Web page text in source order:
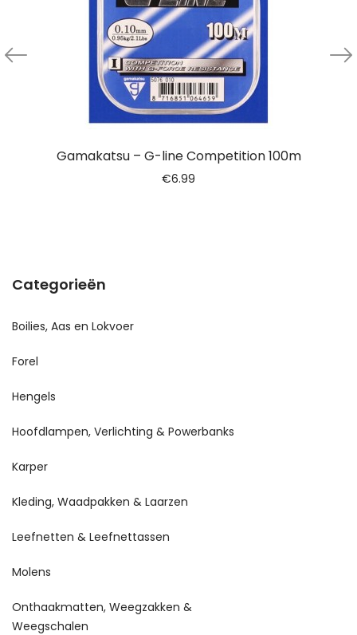
Gamakatsu – G-line Competition 100m
€6.99
Categorieën
Boilies, Aas en Lokvoer
Forel
Hengels
Hoofdlampen, Verlichting & Powerbanks
Karper
Kleding, Waadpakken & Laarzen
Leefnetten & Leefnettassen
Molens
Onthaakmatten, Weegzakken &
Weegschalen